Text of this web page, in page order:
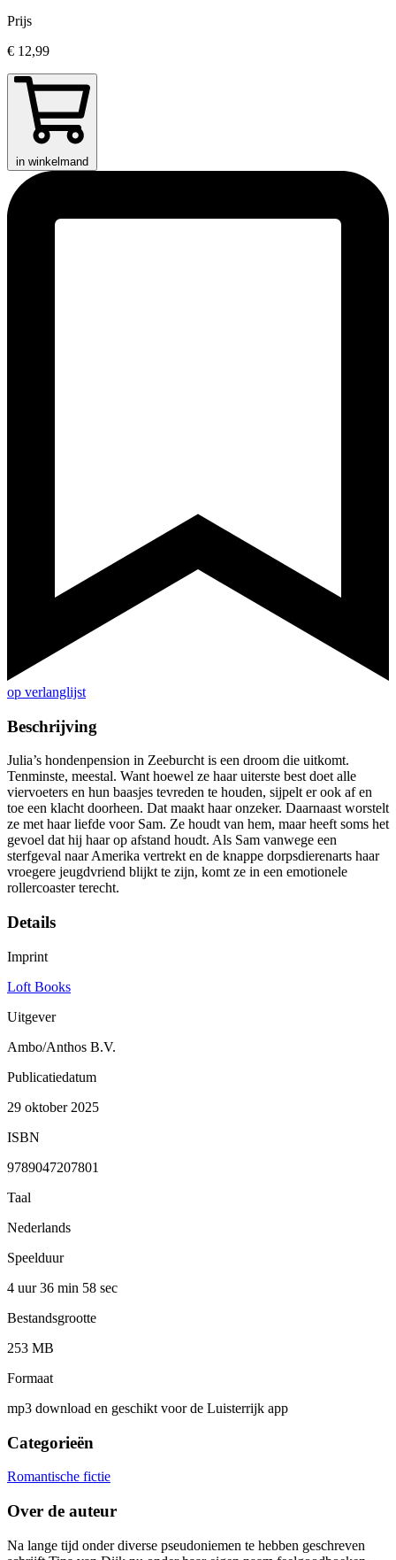
Prijs
€ 12,99
in winkelmand
op verlanglijst
Beschrijving
Julia’s hondenpension in Zeeburcht is een droom die uitkomt.
Tenminste, meestal. Want hoewel ze haar uiterste best doet alle
viervoeters en hun baasjes tevreden te houden, sijpelt er ook af en
toe een klacht doorheen. Dat maakt haar onzeker. Daarnaast worstelt
ze met haar liefde voor Sam. Ze houdt van hem, maar heeft soms het
gevoel dat hij haar op afstand houdt. Als Sam vanwege een
sterfgeval naar Amerika vertrekt en de knappe dorpsdierenarts haar
vroegere jeugdvriend blijkt te zijn, komt ze in een emotionele
rollercoaster terecht.
Details
Imprint
Loft Books
Uitgever
Ambo/Anthos B.V.
Publicatiedatum
29 oktober 2025
ISBN
9789047207801
Taal
Nederlands
Speelduur
4 uur 36 min 58 sec
Bestandsgrootte
253 MB
Formaat
mp3 download en geschikt voor de Luisterrijk app
Categorieën
Romantische fictie
Over de auteur
Na lange tijd onder diverse pseudoniemen te hebben geschreven